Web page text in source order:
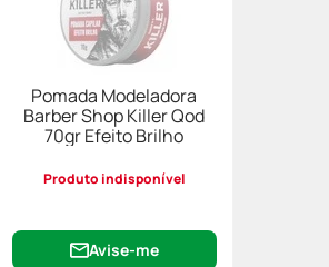
Pomada Modeladora
Barber Shop Killer Qod
70gr Efeito Brilho
Produto indisponível
Avise-me